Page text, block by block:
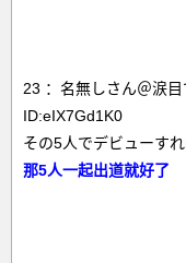
23 ：名無しさん＠涙
ID:eIX7Gd1K0
その5人でデビューす
那5人一起出道就好了